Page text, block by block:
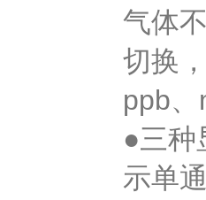
气体
切换
ppb
●三种
示单